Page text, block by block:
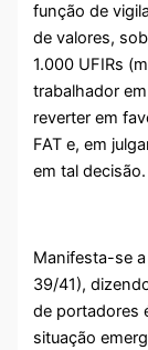
função de
de valores,
1.000 UFIRs
trabalhador
reverter em
FAT e, em
em tal decisão.
Manifesta-se
39/41),
de portadores
situação